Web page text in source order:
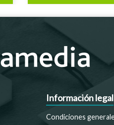
Información legal
Condiciones